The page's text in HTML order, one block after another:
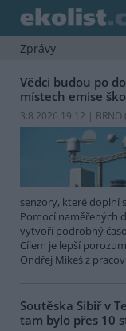
Zprávy
Vědci budou po
místech emise
3.8.2026 19:12 | BRNO (
senzory, které doplní
Pomocí naměřených
vytvoří podrobný
Cílem je lepší
Ondřej Mikeš z
Soutěska Sibiř v
tam bylo přes 10